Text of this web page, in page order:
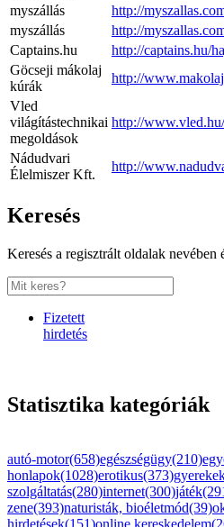
myszállás
http://
myszállás
http://
Captains.hu
http://captains.hu/
Göcseji mákolaj
kúrák
http://
Vled
világítástechnikai
megoldások
http://www.vled.hu/
Nádudvari
Élelmiszer Kft.
http://
Keresés
Keresés a regisztrált oldalak nevében
Fizetett
hirdetés
Statisztika kategóriák
autó-motor(658)egészségügy(210)
honlapok(1028)erotikus(373)
szolgáltatás(280)internet(300)
zene(393)naturisták, bioéletmód(39)
hirdetések(151)online